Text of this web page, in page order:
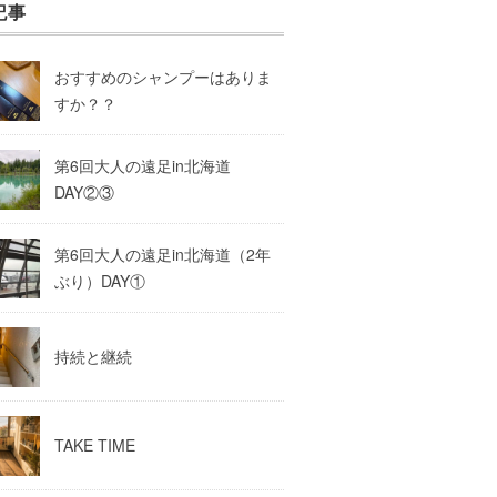
事
おすすめのシャンプーはありま
すか？？
第6回大人の遠足in北海道
DAY②③
第6回大人の遠足in北海道（2年
ぶり）DAY①
持続と継続
TAKE TIME